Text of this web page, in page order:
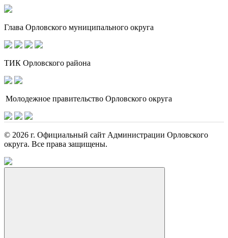
Глава Орловского муниципального округа
ТИК Орловского района
Молодежное правительство Орловского округа
© 2026 г. Официальный сайт Администрации Орловского
округа. Все права защищены.